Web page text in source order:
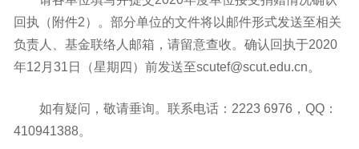
回执（附件2）。部分单位的文件将以邮件形式发送至相关
负责人、基金联络人邮箱，请留意查收。确认回执于2020
年12月31日（星期四）前发送至scutef@scut.edu.cn。
如有疑问，敬请垂询。联系电话：2223 6976，QQ：
410941388。